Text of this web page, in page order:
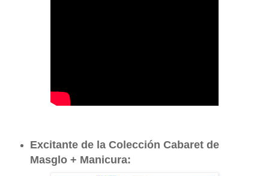
Excitante de la Colección Cabaret de
Masglo + Manicura: